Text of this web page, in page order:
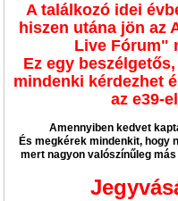
A találkozó idei
hiszen utána jön az
Live Fórum"
Ez egy
mindenki kérdezhet
az e39-
Amennyiben kedvet
És megkérek mindenkit, hogy
mert nagyon valószínűleg